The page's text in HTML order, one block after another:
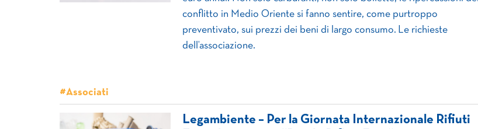
conflitto in Medio Oriente si fanno sentire, come purtroppo
preventivato, sui prezzi dei beni di largo consumo. Le richieste
dell’associazione.
#Associati
Legambiente – Per la Giornata Internazionale Rifiuti